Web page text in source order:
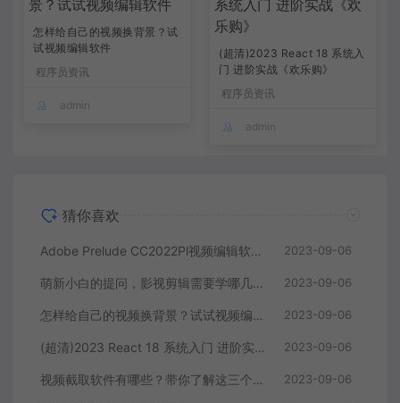
怎样给自己的视频换背景？试
试视频编辑软件
程序员资讯
admin
(超清)2023 React 18 系统入
门 进阶实战《欢乐购》
程序员资讯
admin
猜你喜欢
Adobe Prelude CC2022Pl视频编辑软件中文直装版 2023-09-06
萌新小白的提问，影视剪辑需要学哪几个软件？ 2023-09-06
怎样给自己的视频换背景？试试视频编辑软件 2023-09-06
(超清)2023 React 18 系统入门 进阶实战《欢乐购》 2023-09-06
视频截取软件有哪些？带你了解这三个视频编辑软件 2023-09-06